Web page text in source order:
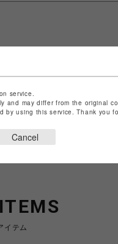
ら
イテム
service.
and may differ from the original
using this service. Thank you
Cancel